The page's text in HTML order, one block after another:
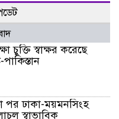
চুক্তি স্বাক্ষর করেছে
পর ঢাকা-ময়মনসিংহ
স্বাভাবিক